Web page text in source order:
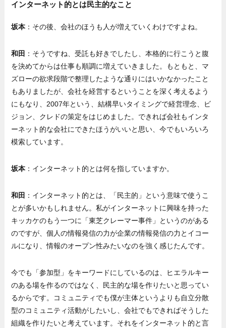
インターネット的とは民主的なこと
坂本 ：その後、会社のほうも人が増えていくわけですよね。
和田 ：そうですね、受託も好きでしたし、本格的に行こうと腹
を決めてからは仕事も順調に増えていきました。もともと、マ
ズローの欲求段階で整理したような通りにはいかなかったこと
もありましたが、会社を経営するということを深く考えるよう
にもなり、2007年という、結構早いタイミングで経営理念、ビ
ジョン、クレドの策定をはじめました。できれば会社もインタ
ーネット的な会社にできたほうがいいと思い、今でもいろいろ
模索しています。
坂本 ：インターネット的とは何を指していますか。
和田 ：インターネット的とは、「民主的」という意味で使うこ
とが多いかもしれません。私がインターネットに興味を持った
キッカケのもう一つに「東芝クレーマー事件」というのがある
のですが、個人の情報発信の力が企業の情報発信の力とイコー
ルになり、情報のオープン性みたいなのを強く感じたんです。
今でも「参加型」をキーワードにしているのは、ヒエラルキー
のある場を作るのではなく、民主的な場を作りたいと思ってい
るからです。コミュニティでも僕が主体というよりも自立分散
型のコミュニティ活動がしたいし、会社でもできればそうした
組織を作りたいと考えています。それをインターネット的と言